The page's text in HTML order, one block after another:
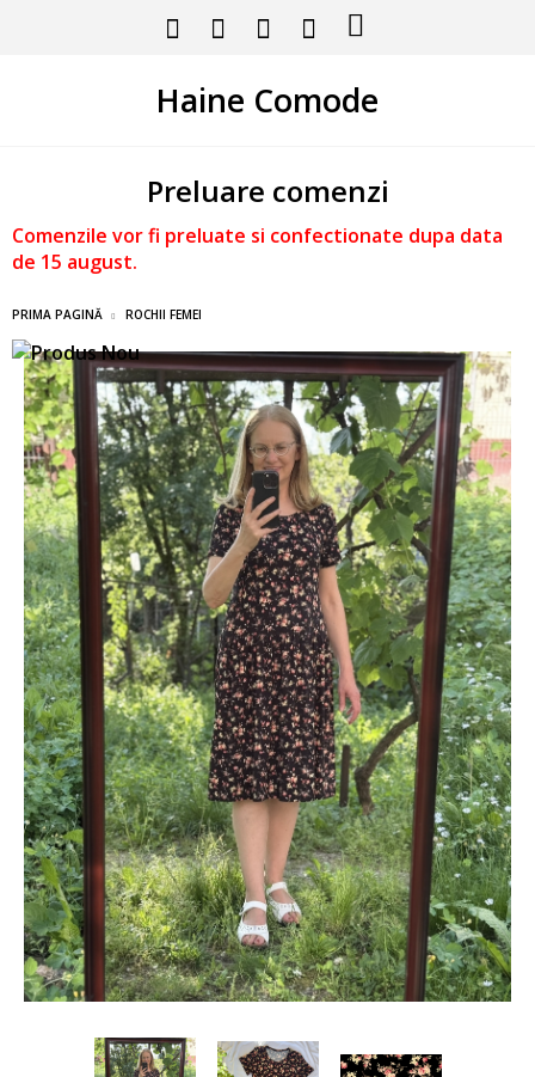
Haine Comode
Preluare comenzi
Comenzile vor fi preluate si confectionate dupa data
de 15 august.
PRIMA PAGINĂ ROCHII FEMEI